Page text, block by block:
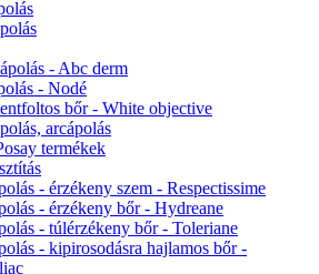
- Abc derm
- Nodé
bőr - White objective
arcápolás
termékek
- érzékeny szem - Respectissime
- érzékeny bőr - Hydreane
- túlérzékeny bőr - Toleriane
- kipirosodásra hajlamos bőr -